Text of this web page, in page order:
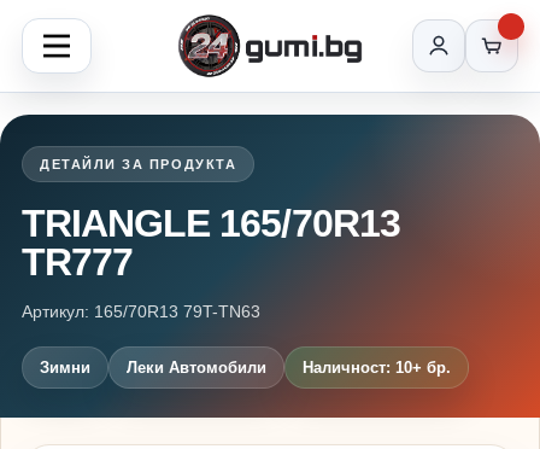
ДЕТАЙЛИ ЗА ПРОДУКТА
TRIANGLE 165/70R13
TR777
Артикул: 165/70R13 79T-TN63
Зимни Леки Автомобили Наличност: 10+ бр.